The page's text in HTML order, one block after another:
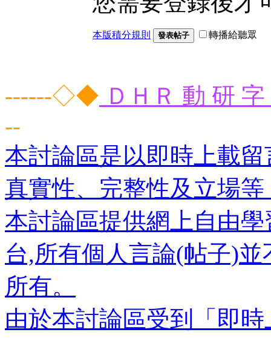
本版積分規則 發表帖子 轉播給聽眾
------◇◆ ＤＨＲ 動 研
--
本討論區是以即時上載
真實性、完整性及立場
本討論區提供網上自由
台,所有個人言論(帖子)
所有。
由於本討論區受到「即